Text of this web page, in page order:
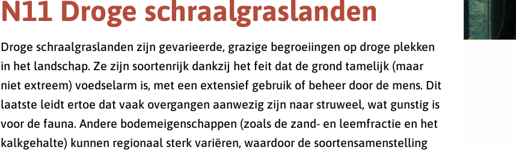
N11 Droge schraalgraslanden
Droge schraalgraslanden zijn gevarieerde, grazige begroeiingen op droge plekken
in het landschap. Ze zijn soortenrijk dankzij het feit dat de grond tamelijk (maar
niet extreem) voedselarm is, met een extensief gebruik of beheer door de mens. Dit
laatste leidt ertoe dat vaak overgangen aanwezig zijn naar struweel, wat gunstig is
voor de fauna. Andere bodemeigenschappen (zoals de zand- en leemfractie en het
kalkgehalte) kunnen regionaal sterk variëren, waardoor de soortensamenstelling